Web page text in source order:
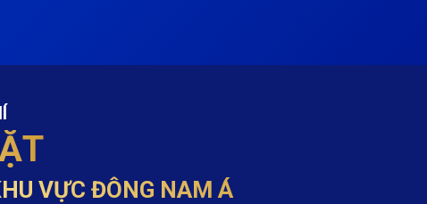
VỰC ĐÔNG NAM Á